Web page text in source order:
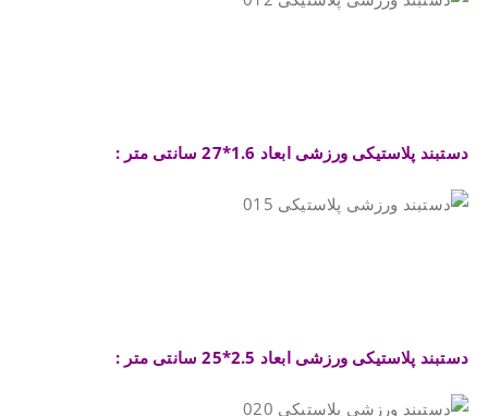
دستبند پلاستیکی ورزشی ابعاد 1.6*27 سانتی متر :
دستبند پلاستیکی ورزشی ابعاد 2.5*25 سانتی متر :